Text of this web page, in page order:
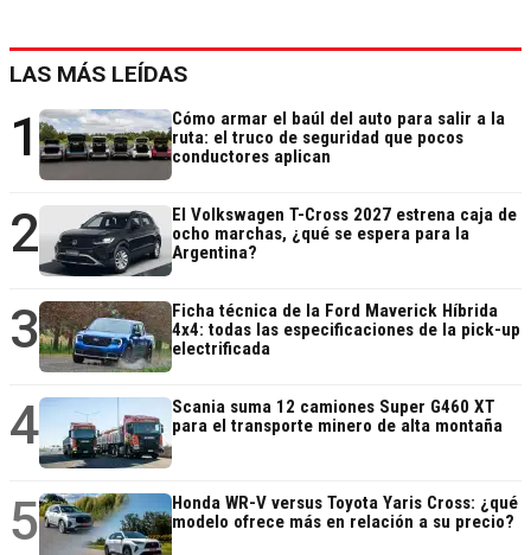
LAS MÁS LEÍDAS
1
Cómo armar el baúl del auto para salir a la
ruta: el truco de seguridad que pocos
conductores aplican
2
El Volkswagen T-Cross 2027 estrena caja de
ocho marchas, ¿qué se espera para la
Argentina?
3
Ficha técnica de la Ford Maverick Híbrida
4x4: todas las especificaciones de la pick-up
electrificada
4
Scania suma 12 camiones Super G460 XT
para el transporte minero de alta montaña
5
Honda WR-V versus Toyota Yaris Cross: ¿qué
modelo ofrece más en relación a su precio?